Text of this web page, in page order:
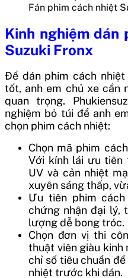
Fán phim cách nhiệt
Kinh nghiệm dán
Suzuki Fronx
Để dán phim cách
tốt, anh em chủ xe cần
quan trọng.
nghiệm bỏ túi để anh
chọn phim cách nhiệt:
Chọn mã phim
Với kính lái ưu tiên
UV và cản nhiệt
xuyên sáng thấp,
Ưu tiên phim
chứng nhận đại lý,
lượng dễ bong tróc.
Chọn đơn vị thi
thuật viên giàu kinh
chỉ số tiêu chuẩn
nhiệt trước khi dán.